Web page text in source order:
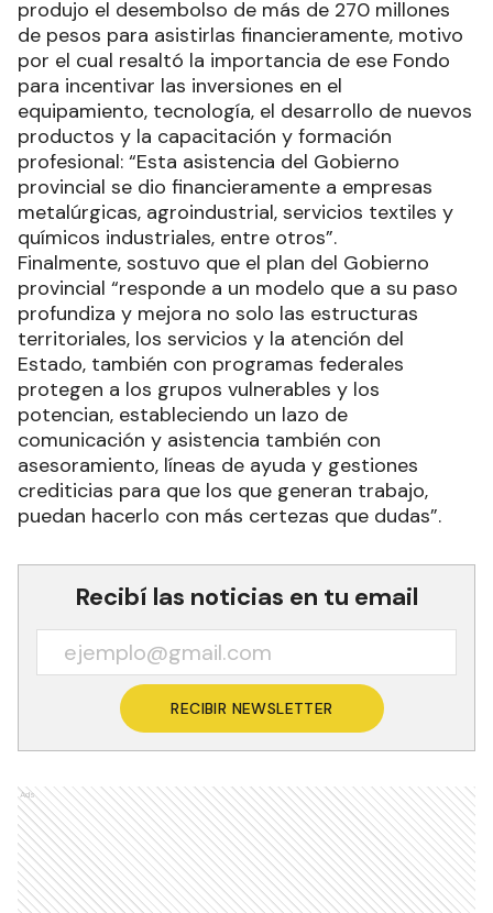
produjo el desembolso de más de 270 millones
de pesos para asistirlas financieramente, motivo
por el cual resaltó la importancia de ese Fondo
para incentivar las inversiones en el
equipamiento, tecnología, el desarrollo de nuevos
productos y la capacitación y formación
profesional: “Esta asistencia del Gobierno
provincial se dio financieramente a empresas
metalúrgicas, agroindustrial, servicios textiles y
químicos industriales, entre otros”.
Finalmente, sostuvo que el plan del Gobierno
provincial “responde a un modelo que a su paso
profundiza y mejora no solo las estructuras
territoriales, los servicios y la atención del
Estado, también con programas federales
protegen a los grupos vulnerables y los
potencian, estableciendo un lazo de
comunicación y asistencia también con
asesoramiento, líneas de ayuda y gestiones
crediticias para que los que generan trabajo,
puedan hacerlo con más certezas que dudas”.
Recibí las noticias en tu email
RECIBIR NEWSLETTER
Ads